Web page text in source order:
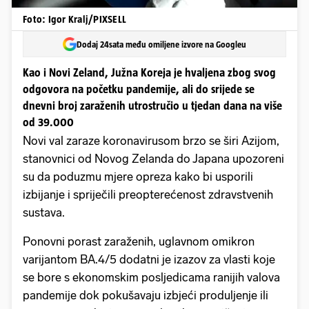
Foto: Igor Kralj/PIXSELL
Dodaj 24sata među omiljene izvore na Googleu
Kao i Novi Zeland, Južna Koreja je hvaljena zbog svog
odgovora na početku pandemije, ali do srijede se
dnevni broj zaraženih utrostručio u tjedan dana na više
od 39.000
Novi val zaraze koronavirusom brzo se širi Azijom,
stanovnici od Novog Zelanda do Japana upozoreni
su da poduzmu mjere opreza kako bi usporili
izbijanje i spriječili preopterećenost zdravstvenih
sustava.
Ponovni porast zaraženih, uglavnom omikron
varijantom BA.4/5 dodatni je izazov za vlasti koje
se bore s ekonomskim posljedicama ranijih valova
pandemije dok pokušavaju izbjeći produljenje ili